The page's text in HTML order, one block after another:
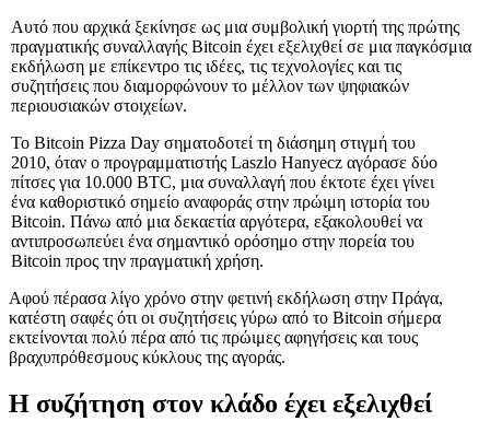
Αυτό που αρχικά ξεκίνησε ως μια συμβολική γιορτή της πρώτης
πραγματικής συναλλαγής Bitcoin έχει εξελιχθεί σε μια παγκόσμια
εκδήλωση με επίκεντρο τις ιδέες, τις τεχνολογίες και τις
συζητήσεις που διαμορφώνουν το μέλλον των ψηφιακών
περιουσιακών στοιχείων.
Το Bitcoin Pizza Day σηματοδοτεί τη διάσημη στιγμή του
2010, όταν ο προγραμματιστής Laszlo Hanyecz αγόρασε δύο
πίτσες για 10.000 BTC, μια συναλλαγή που έκτοτε έχει γίνει
ένα καθοριστικό σημείο αναφοράς στην πρώιμη ιστορία του
Bitcoin. Πάνω από μια δεκαετία αργότερα, εξακολουθεί να
αντιπροσωπεύει ένα σημαντικό ορόσημο στην πορεία του
Bitcoin προς την πραγματική χρήση.
Αφού πέρασα λίγο χρόνο στην φετινή εκδήλωση στην Πράγα,
κατέστη σαφές ότι οι συζητήσεις γύρω από το Bitcoin σήμερα
εκτείνονται πολύ πέρα από τις πρώιμες αφηγήσεις και τους
βραχυπρόθεσμους κύκλους της αγοράς.
Η συζήτηση στον κλάδο έχει εξελιχθεί